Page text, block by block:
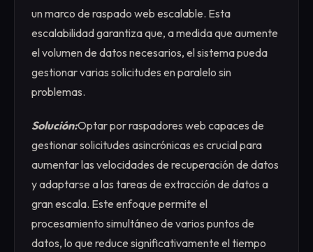
un marco de raspado web escalable. Esta
escalabilidad garantiza que, a medida que aumente
el volumen de datos necesarios, el sistema pueda
gestionar varias solicitudes en paralelo sin
problemas.
Solución:Optar por raspadores web capaces de
gestionar solicitudes asincrónicas es crucial para
aumentar las velocidades de recuperación de datos
y adaptarse a las tareas de extracción de datos a
gran escala. Este enfoque permite el
procesamiento simultáneo de varios puntos de
datos, lo que reduce significativamente el tiempo